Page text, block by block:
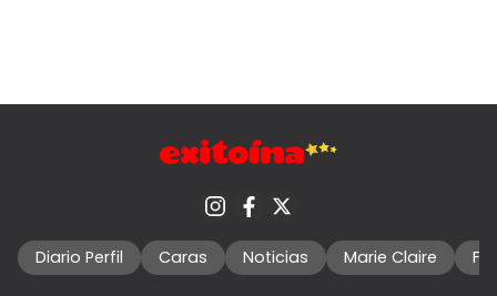
Diario Perfil Caras Noticias Marie Claire